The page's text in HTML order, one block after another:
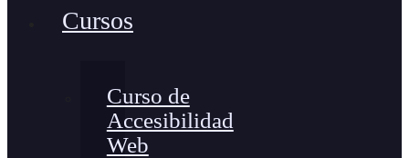
Cursos
Curso de
Accesibilidad
Web